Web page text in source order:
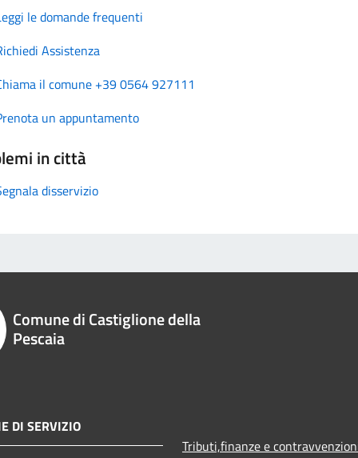
le domande frequenti
Assistenza
il comune +39 0564 927111
un appuntamento
in città
disservizio
Comune di Castiglione della
Pescaia
DI SERVIZIO
Tributi,finanze e